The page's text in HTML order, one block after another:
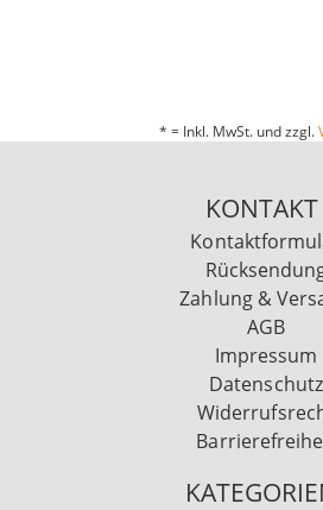
* = Inkl. MwSt. und zzgl.
KONTAKT
Zahlung &
AGB
Impressum
Datenschutz